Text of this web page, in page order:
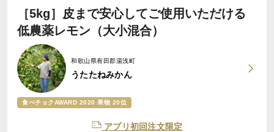
［5kg］皮まで安心してご使用いただける
低農薬レモン（大小混合）
和歌山県有田郡湯浅町
うたたねみかん
食べチョクAWARD 2020 果物 20位
アプリ初回注文限定